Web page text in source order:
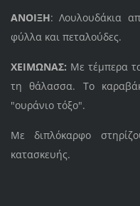
ΑΝΟΙΞΗ: Λουλουδάκια
φύλλα και πεταλούδες.
ΧΕΙΜΩΝΑΣ: Με τέμπερα
τη θάλασσα. Το
"ουράνιο τόξο".
Με διπλόκαρφο
κατασκευής.